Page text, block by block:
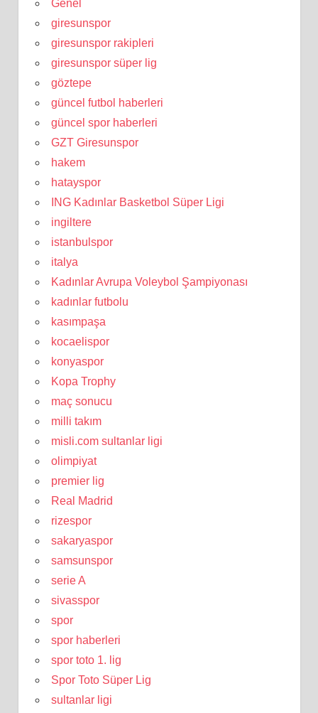
Genel
giresunspor
giresunspor rakipleri
giresunspor süper lig
göztepe
güncel futbol haberleri
güncel spor haberleri
GZT Giresunspor
hakem
hatayspor
ING Kadınlar Basketbol Süper Ligi
ingiltere
istanbulspor
italya
Kadınlar Avrupa Voleybol Şampiyonası
kadınlar futbolu
kasımpaşa
kocaelispor
konyaspor
Kopa Trophy
maç sonucu
milli takım
misli.com sultanlar ligi
olimpiyat
premier lig
Real Madrid
rizespor
sakaryaspor
samsunspor
serie A
sivasspor
spor
spor haberleri
spor toto 1. lig
Spor Toto Süper Lig
sultanlar ligi